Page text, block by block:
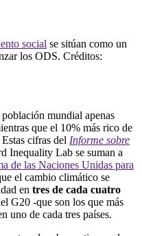
social se sitúan como un
los ODS. Créditos:
mundial apenas
que el 10% más rico de
cifras del Informe sobre
Inequality Lab se suman a
de las Naciones Unidas para
el cambio climático se
en tres de cada cuatro
G20 -que son los que más
uno de cada tres países.